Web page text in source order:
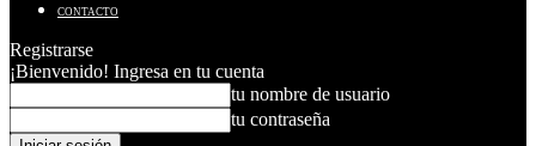
CONTACTO
Registrarse
¡Bienvenido! Ingresa en tu cuenta
tu nombre de usuario
tu contraseña